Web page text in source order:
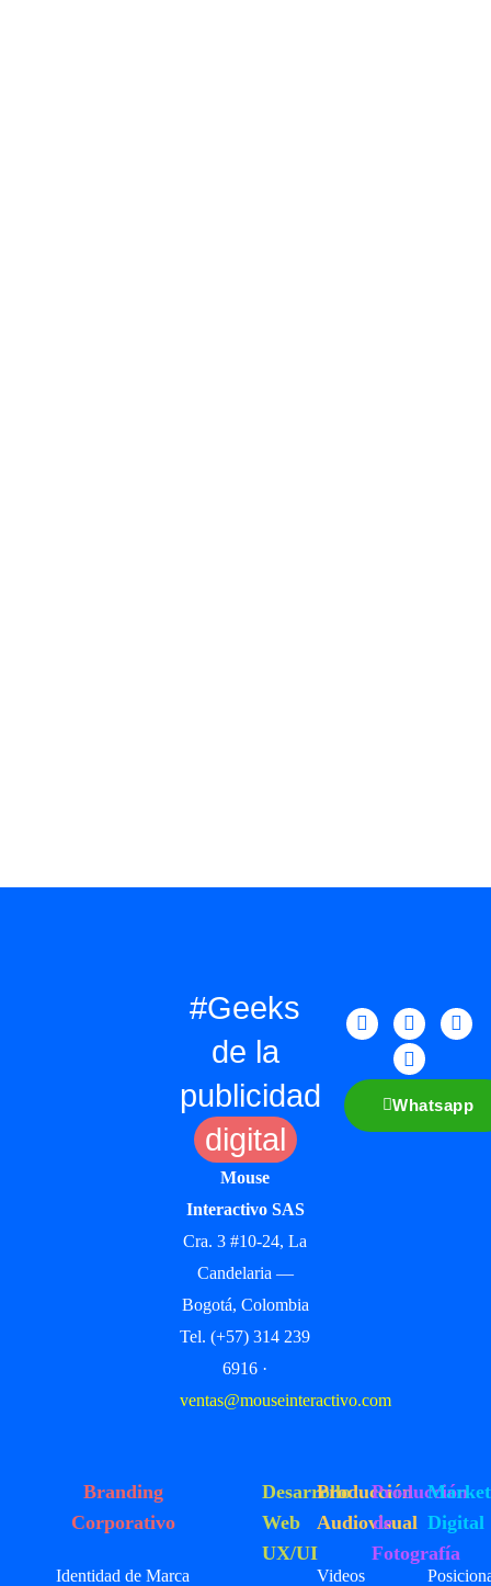
#Geeks
de la
publicidad
digital
Mouse
Interactivo SAS
Cra. 3 #10-24, La
Candelaria —
Bogotá, Colombia
Tel. (+57) 314 239
6916 ·
ventas@mouseinteractivo.com
Whatsapp
Branding
Corporativo
Identidad de Marca
Desarrollo
Web
UX/UI
Producción
Audiovisual
Videos
Producción
de
Fotografía
Digital